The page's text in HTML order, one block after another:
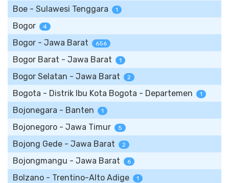
Boe - Sulawesi Tenggara 1
Bogor 4
Bogor - Jawa Barat 656
Bogor Barat - Jawa Barat 1
Bogor Selatan - Jawa Barat 2
Bogota - Distrik Ibu Kota Bogota - Departemen 1
Bojonegara - Banten 1
Bojonegoro - Jawa Timur 5
Bojong Gede - Jawa Barat 2
Bojongmangu - Jawa Barat 6
Bolzano - Trentino-Alto Adige 1